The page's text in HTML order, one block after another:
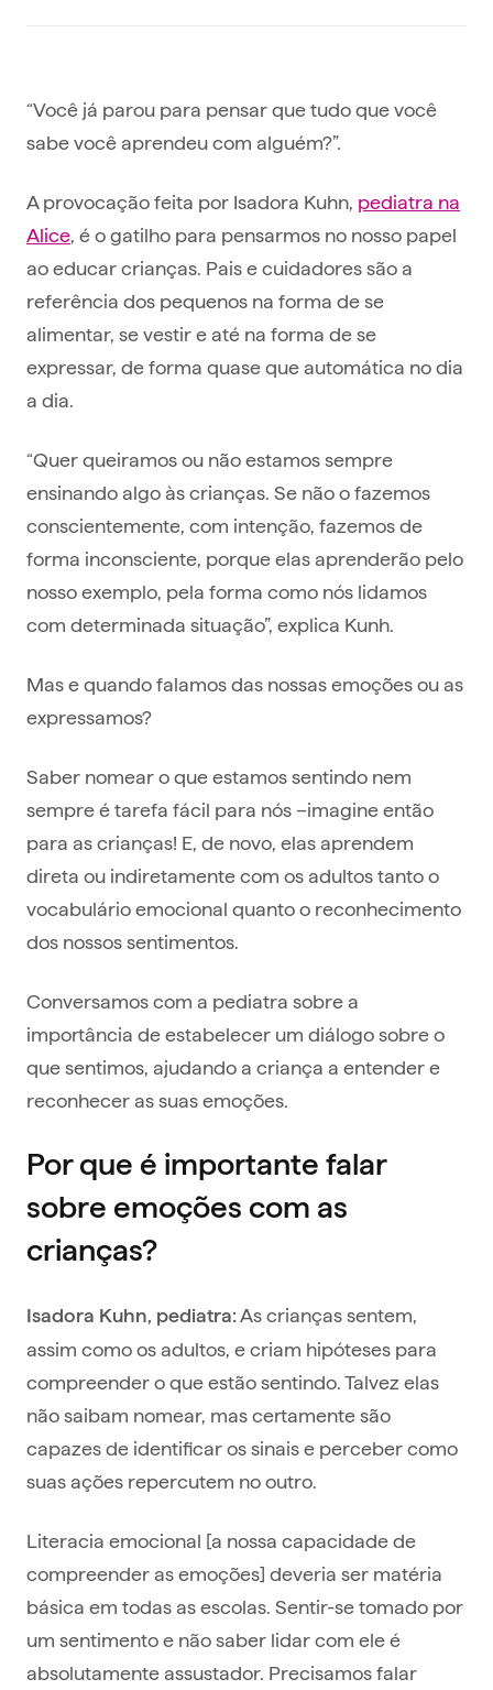
“Você já parou para pensar que tudo que você
sabe você aprendeu com alguém?”.
A provocação feita por Isadora Kuhn, pediatra na
Alice, é o gatilho para pensarmos no nosso papel
ao educar crianças. Pais e cuidadores são a
referência dos pequenos na forma de se
alimentar, se vestir e até na forma de se
expressar, de forma quase que automática no dia
a dia.
“Quer queiramos ou não estamos sempre
ensinando algo às crianças. Se não o fazemos
conscientemente, com intenção, fazemos de
forma inconsciente, porque elas aprenderão pelo
nosso exemplo, pela forma como nós lidamos
com determinada situação”, explica Kunh.
Mas e quando falamos das nossas emoções ou as
expressamos?
Saber nomear o que estamos sentindo nem
sempre é tarefa fácil para nós –imagine então
para as crianças! E, de novo, elas aprendem
direta ou indiretamente com os adultos tanto o
vocabulário emocional quanto o reconhecimento
dos nossos sentimentos.
Conversamos com a pediatra sobre a
importância de estabelecer um diálogo sobre o
que sentimos, ajudando a criança a entender e
reconhecer as suas emoções.
Por que é importante falar
sobre emoções com as
crianças?
Isadora Kuhn, pediatra:As crianças sentem,
assim como os adultos, e criam hipóteses para
compreender o que estão sentindo. Talvez elas
não saibam nomear, mas certamente são
capazes de identificar os sinais e perceber como
suas ações repercutem no outro.
Literacia emocional [a nossa capacidade de
compreender as emoções] deveria ser matéria
básica em todas as escolas. Sentir-se tomado por
um sentimento e não saber lidar com ele é
absolutamente assustador. Precisamos falar